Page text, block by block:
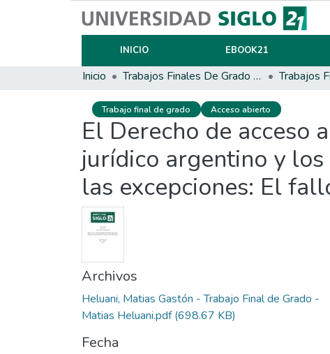
INICIO EBOOK21
Inicio Trabajos Finales De Grado Y Posgrado Trabajos
Trabajo final de grado Acceso abierto
El Derecho de acceso
jurídico argentino y
las excepciones: El
Archivos
Heluani, Matias Gastón - Trabajo Final de Grado -
Matias Heluani.pdf(698.67 KB)
Fecha